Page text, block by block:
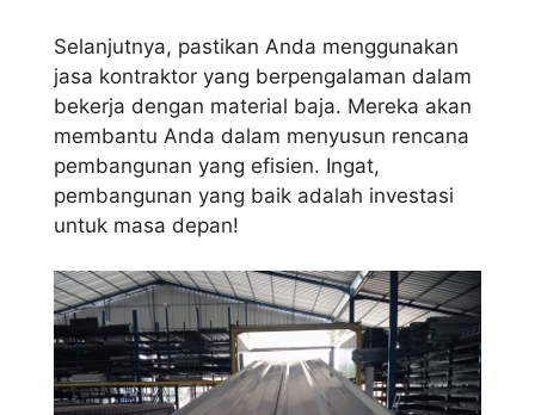
Selanjutnya, pastikan Anda menggunakan
jasa kontraktor yang berpengalaman dalam
bekerja dengan material baja. Mereka akan
membantu Anda dalam menyusun rencana
pembangunan yang efisien. Ingat,
pembangunan yang baik adalah investasi
untuk masa depan!